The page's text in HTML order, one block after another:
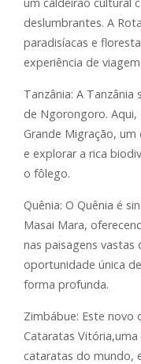
deslumbrantes. A
paradisíacas e
experiência de
Tanzânia: A Tanzânia
de Ngorongoro.
Grande Migração,
e explorar a rica
o fôlego.
Quênia: O Quênia é
Masai Mara,
nas paisagens vastas
oportunidade única
forma profunda.
Zimbábue: Este novo
Cataratas
cataratas do mundo,